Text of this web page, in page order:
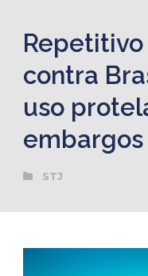
contra
uso
STJ